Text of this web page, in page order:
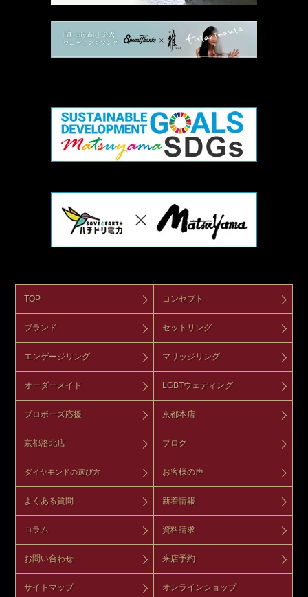
TOP コンセプト
ブランド セットリング
エンゲージリング マリッジリング
オーダーメイド LGBTウェディング
プロポーズ応援 京都本店
京都洛北店 ブログ
ダイヤモンドの選び方 お客様の声
よくある質問 新着情報
コラム 資料請求
お問い合わせ 来店予約
サイトマップ オンラインショップ